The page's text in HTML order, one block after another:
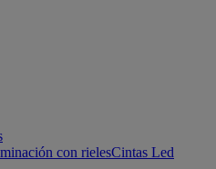
con rielesCintas Led